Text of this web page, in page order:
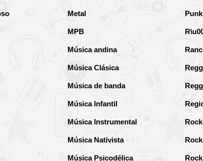
Metal
MPB
Música andina
Música Clásica
Música de banda
Música Infantil
Música Instrumental
Música Nativista
Música Psicodélica
Rock